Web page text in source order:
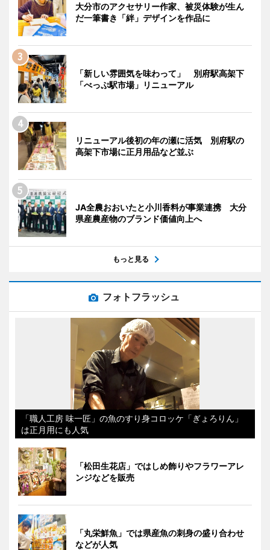
大分市のアクセサリー作家、被災体験が生ん
だ一筆書き「絆」デザインを作品に
「新しい雰囲気を味わって」 別府駅高架下
「べっぷ駅市場」リニューアル
リニューアル後初の年の瀬に活気 別府駅の
高架下市場に正月用品など並ぶ
JA全農おおいたと小川香料が事業連携 大分
県産農産物のブランド価値向上へ
もっと見る
フォトフラッシュ
「職人工房 味一匠」の魚のすり身コロッケ「ぎょろりん」
は正月用にも人気
「松田生花店」ではしめ飾りやフラワーアレ
ンジなどを販売
「丸栄鮮魚」では県産魚の刺身の盛り合わせ
などが人気